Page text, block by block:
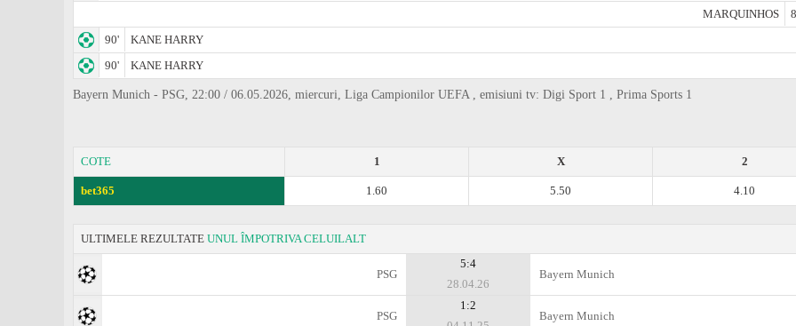
MARQUINHOS
90'
KANE HARRY
90'
KANE HARRY
Bayern Munich - PSG, 22:00 / 06.05.2026, miercuri, Liga Campionilor UEFA , emisiuni tv: Digi Sport 1 , Prima Sports 1
COTE 2
X
1
bet365 4.10
5.50
1.60
ULTIMELE REZULTATE UNUL ÎMPOTRIVA CELUILALT
PSG
5:4
28.04.26
Bayern Munich
PSG
1:2
Bayern Munich